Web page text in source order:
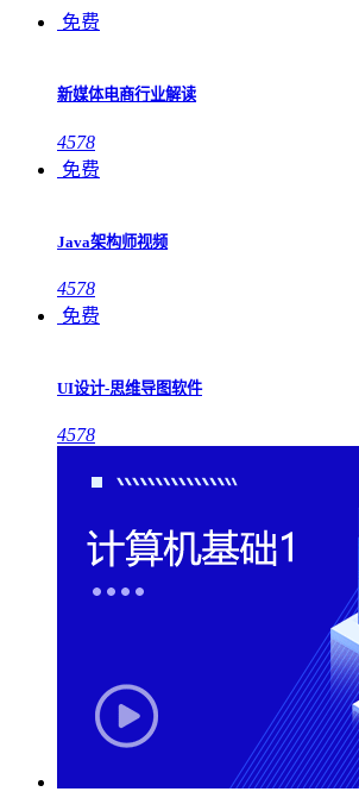
免费
新媒体电商行业解读
4578
免费
Java架构师视频
4578
免费
UI设计-思维导图软件
4578